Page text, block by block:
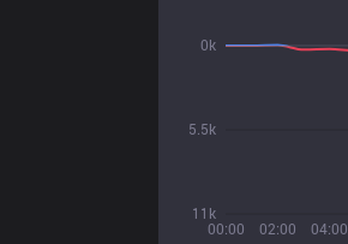
00:00 02:00 04:00
11k
5.5k
0k